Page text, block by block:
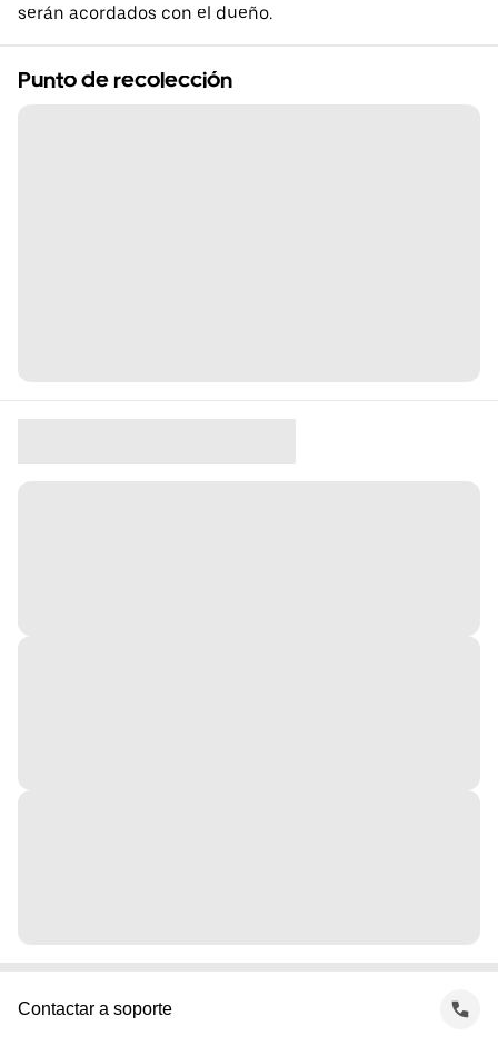
serán acordados con el dueño.
Punto de recolección
Contactar a soporte